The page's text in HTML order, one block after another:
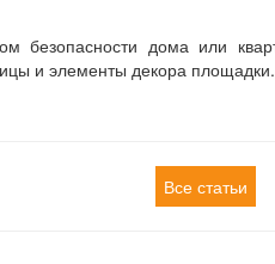
безопасности дома или
и элементы декора
Все статьи